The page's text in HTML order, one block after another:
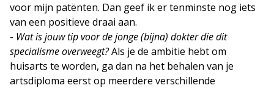
voor mijn patënten. Dan geef ik er tenminste nog iets
van een positieve draai aan.
- Wat is jouw tip voor de jonge (bijna) dokter die dit
specialisme overweegt?Als je de ambitie hebt om
huisarts te worden, ga dan na het behalen van je
artsdiploma eerst op meerdere verschillende